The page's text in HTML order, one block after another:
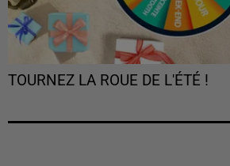
TOURNEZ LA ROUE DE L'ÉTÉ !